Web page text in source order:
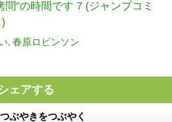
問”の時間です 7 (ジャンプコミ
春原ロビンソン
ェアする
ぶやきをつぶやく